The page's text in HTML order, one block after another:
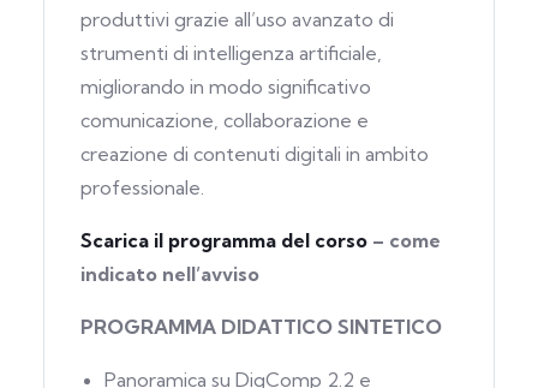
produttivi grazie all’uso avanzato di
strumenti di intelligenza artificiale,
migliorando in modo significativo
comunicazione, collaborazione e
creazione di contenuti digitali in ambito
professionale.
Scarica il programma del corso – come
indicato nell’avviso
PROGRAMMA DIDATTICO SINTETICO
Panoramica su DigComp 2.2 e